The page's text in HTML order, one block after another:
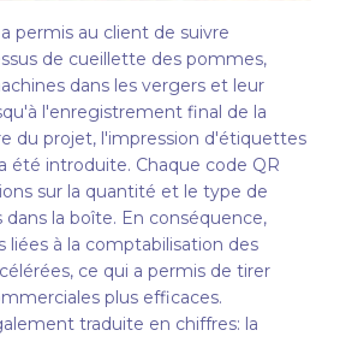
permis au client de suivre
de cueillette des pommes,
dans les vergers et leur
l'enregistrement final de la
du projet, l'impression d'étiquettes
été introduite. Chaque code QR
sur la quantité et le type de
la boîte. En conséquence,
liées à la comptabilisation des
ce qui a permis de tirer
plus efficaces.
traduite en chiffres: la